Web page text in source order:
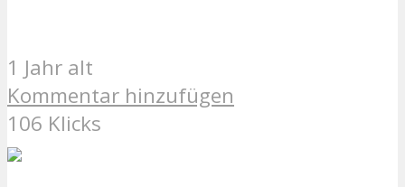
1 Jahr alt
Kommentar hinzufügen
106 Klicks